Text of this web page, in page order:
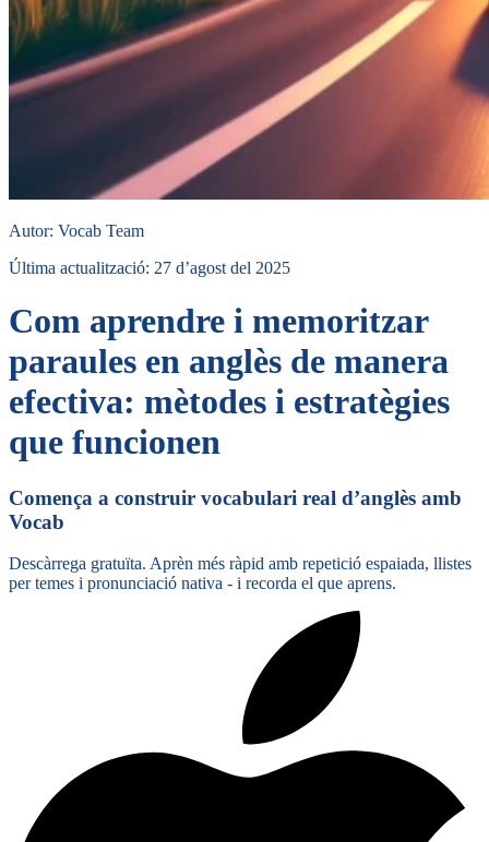
Autor: Vocab Team
Última actualització: 27 d’agost del 2025
Com aprendre i memoritzar
paraules en anglès de manera
efectiva: mètodes i estratègies
que funcionen
Comença a construir vocabulari real d’anglès amb
Vocab
Descàrrega gratuïta. Aprèn més ràpid amb repetició espaiada, llistes
per temes i pronunciació nativa - i recorda el que aprens.